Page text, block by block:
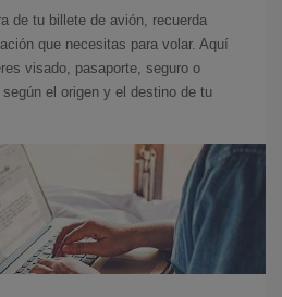
de tu billete de avión, recuerda
que necesitas para volar. Aquí
visado, pasaporte, seguro o
el origen y el destino de tu